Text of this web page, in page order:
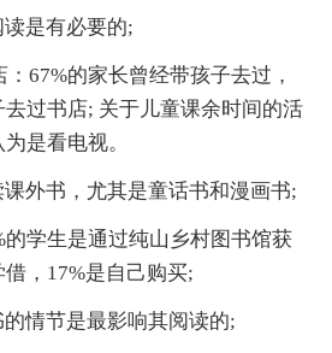
是有必要的;
67%的家长曾经带孩子去过，
过书店; 关于儿童课余时间的活
是看电视。
外书，尤其是童话书和漫画书;
的学生是通过纯山乡村图书馆获
，17%是自己购买;
情节是最影响其阅读的;